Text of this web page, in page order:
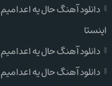
دانلود آهنگ حال یه
اینستا
دانلود آهنگ حال یه
دانلود آهنگ حال یه